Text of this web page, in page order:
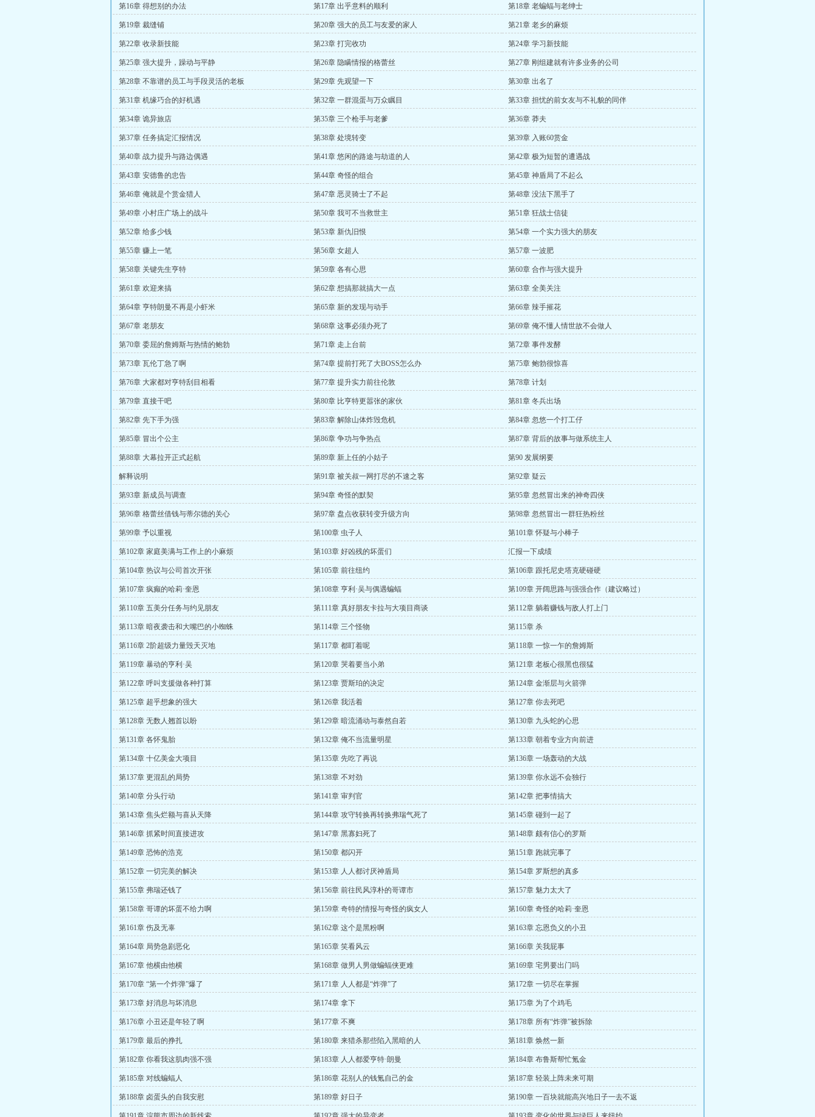
第16章 得想别的办法 第17章 出乎意料的顺利 第18章 老蝙蝠与老绅士
第19章 裁缝铺 第20章 强大的员工与友爱的家人 第21章 老乡的麻烦
第22章 收录新技能 第23章 打完收功 第24章 学习新技能
第25章 强大提升，躁动与平静 第26章 隐瞒情报的格蕾丝 第27章 刚组建就有许多业务的公司
第28章 不靠谱的员工与手段灵活的老板 第29章 先观望一下 第30章 出名了
第31章 机缘巧合的好机遇 第32章 一群混蛋与万众瞩目 第33章 担忧的前女友与不礼貌的同伴
第34章 诡异旅店 第35章 三个枪手与老爹 第36章 莽夫
第37章 任务搞定汇报情况 第38章 处境转变 第39章 入账60赏金
第40章 战力提升与路边偶遇 第41章 悠闲的路途与劫道的人 第42章 极为短暂的遭遇战
第43章 安德鲁的忠告 第44章 奇怪的组合 第45章 神盾局了不起么
第46章 俺就是个赏金猎人 第47章 恶灵骑士了不起 第48章 没法下黑手了
第49章 小村庄广场上的战斗 第50章 我可不当救世主 第51章 狂战士信徒
第52章 给多少钱 第53章 新仇旧恨 第54章 一个实力强大的朋友
第55章 赚上一笔 第56章 女超人 第57章 一波肥
第58章 关键先生亨特 第59章 各有心思 第60章 合作与强大提升
第61章 欢迎来搞 第62章 想搞那就搞大一点 第63章 全美关注
第64章 亨特朗曼不再是小虾米 第65章 新的发现与动手 第66章 辣手摧花
第67章 老朋友 第68章 这事必须办死了 第69章 俺不懂人情世故不会做人
第70章 委屈的詹姆斯与热情的鲍勃 第71章 走上台前 第72章 事件发酵
第73章 瓦伦丁急了啊 第74章 提前打死了大BOSS怎么办 第75章 鲍勃很惊喜
第76章 大家都对亨特刮目相看 第77章 提升实力前往伦敦 第78章 计划
第79章 直接干吧 第80章 比亨特更嚣张的家伙 第81章 冬兵出场
第82章 先下手为强 第83章 解除山体炸毁危机 第84章 忽悠一个打工仔
第85章 冒出个公主 第86章 争功与争热点 第87章 背后的故事与做系统主人
第88章 大幕拉开正式起航 第89章 新上任的小姑子 第90 发展纲要
解释说明 第91章 被关叔一网打尽的不速之客 第92章 疑云
第93章 新成员与调查 第94章 奇怪的默契 第95章 忽然冒出来的神奇四侠
第96章 格蕾丝借钱与蒂尔德的关心 第97章 盘点收获转变升级方向 第98章 忽然冒出一群狂热粉丝
第99章 予以重视 第100章 虫子人 第101章 怀疑与小棒子
第102章 家庭美满与工作上的小麻烦 第103章 好凶残的坏蛋们 汇报一下成绩
第104章 热议与公司首次开张 第105章 前往纽约 第106章 跟托尼史塔克硬碰硬
第107章 疯癫的哈莉·奎恩 第108章 亨利·吴与偶遇蝙蝠 第109章 开阔思路与强强合作（建议略过）
第110章 五美分任务与约见朋友 第111章 真好朋友卡拉与大项目商谈 第112章 躺着赚钱与敌人打上门
第113章 暗夜袭击和大嘴巴的小蜘蛛 第114章 三个怪物 第115章 杀
第116章 2阶超级力量毁天灭地 第117章 都盯着呢 第118章 一惊一乍的詹姆斯
第119章 暴动的亨利·吴 第120章 哭着要当小弟 第121章 老板心很黑也很猛
第122章 呼叫支援做各种打算 第123章 贾斯珀的决定 第124章 金渐层与火箭弹
第125章 超乎想象的强大 第126章 我活着 第127章 你去死吧
第128章 无数人翘首以盼 第129章 暗流涌动与泰然自若 第130章 九头蛇的心思
第131章 各怀鬼胎 第132章 俺不当流量明星 第133章 朝着专业方向前进
第134章 十亿美金大项目 第135章 先吃了再说 第136章 一场轰动的大战
第137章 更混乱的局势 第138章 不对劲 第139章 你永远不会独行
第140章 分头行动 第141章 审判官 第142章 把事情搞大
第143章 焦头烂额与喜从天降 第144章 攻守转换再转换弗瑞气死了 第145章 碰到一起了
第146章 抓紧时间直接进攻 第147章 黑寡妇死了 第148章 颇有信心的罗斯
第149章 恐怖的浩克 第150章 都闪开 第151章 跑就完事了
第152章 一切完美的解决 第153章 人人都讨厌神盾局 第154章 罗斯想的真多
第155章 弗瑞还钱了 第156章 前往民风淳朴的哥谭市 第157章 魅力太大了
第158章 哥谭的坏蛋不给力啊 第159章 奇特的情报与奇怪的疯女人 第160章 奇怪的哈莉·奎恩
第161章 伤及无辜 第162章 这个是黑粉啊 第163章 忘恩负义的小丑
第164章 局势急剧恶化 第165章 笑看风云 第166章 关我屁事
第167章 他横由他横 第168章 做男人男做蝙蝠侠更难 第169章 宅男要出门吗
第170章 “第一个炸弹”爆了 第171章 人人都是“炸弹”了 第172章 一切尽在掌握
第173章 好消息与坏消息 第174章 拿下 第175章 为了个鸡毛
第176章 小丑还是年轻了啊 第177章 不爽 第178章 所有“炸弹”被拆除
第179章 最后的挣扎 第180章 来猎杀那些陷入黑暗的人 第181章 焕然一新
第182章 你看我这肌肉强不强 第183章 人人都爱亨特·朗曼 第184章 布鲁斯帮忙氪金
第185章 对线蝙蝠人 第186章 花别人的钱氪自己的金 第187章 轻装上阵未来可期
第188章 卤蛋头的自我安慰 第189章 好日子 第190章 一百块就能高兴地日子一去不返